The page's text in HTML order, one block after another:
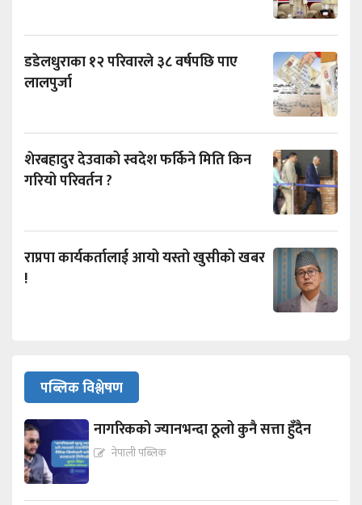
डडेलधुराका १२ परिवारले ३८ वर्षपछि पाए
लालपुर्जा
शेरबहादुर देउवाको स्वदेश फर्किने मिति किन
गरियो परिवर्तन ?
राप्रपा कार्यकर्तालाई आयो यस्तो खुसीको खबर
!
पब्लिक विश्लेषण
नागरिकको ज्यानभन्दा ठूलो कुनै सत्ता हुँदैन
नेपाली पब्लिक